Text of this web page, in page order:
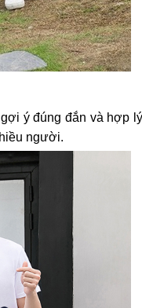
ý đúng đắn và hợp
người.